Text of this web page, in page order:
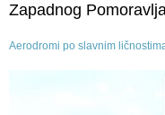
Zapadnog
Aerodromi po slavnim